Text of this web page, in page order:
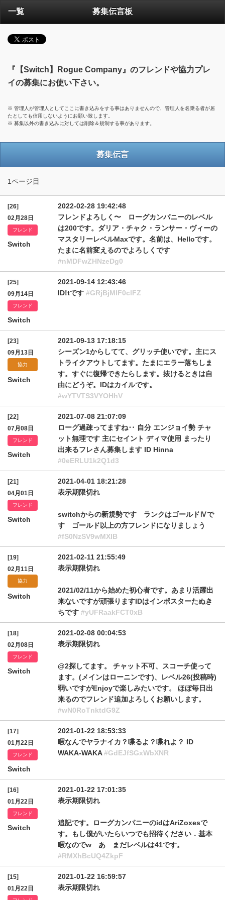
一覧 募集伝言板
『【Switch】Rogue Company』のフレンドや協力プレ
イの募集にお使い下さい。
※ 管理人が管理人としてここに書き込みをする事はありませんので、管理人を名乗る者が居
たとしても信用しないようにお願い致します。
※ 募集以外の書き込みに対しては削除＆規制する事があります。
募集伝言
1ページ目
[26]
02月28日
フレンド
Switch
2022-02-28 19:42:48
フレンドよろしく〜 ローグカンパニーのレベル
は200です。ダリア・チャク・ランサー・ヴィーの
マスタリーレベルMaxです。名前は、Helloです。
たまに名前変えるのでよろしくです
#nMDFwZHNzeDg0
[25]
09月14日
フレンド
Switch
2021-09-14 12:43:46
ID!tです #GRjBjMlF0clFZ
[23]
09月13日
協力
Switch
2021-09-13 17:18:15
シーズン1からしてて、グリッチ使いです。主にス
トライクアウトしてます。たまにエラー落ちしま
す。すぐに復帰できたらします。抜けるときは自
由にどうぞ。IDはカイルです。
#wYTVTS3VYOHhV
[22]
07月08日
フレンド
Switch
2021-07-08 21:07:09
ローグ過疎ってますね‥ 自分 エンジョイ勢 チャ
ット無理です 主にセイント ディマ使用 まったり
出来るフレさん募集します ID Hinna
#0eERLU1k2Q1d3
[21]
04月01日
フレンド
Switch
2021-04-01 18:21:28
表示期限切れ
switchからの新規勢です ランクはゴールドⅣで
す ゴールド以上の方フレンドになりましょう
#fS0NzSV9wMXlB
[19]
02月11日
協力
Switch
2021-02-11 21:55:49
表示期限切れ
2021/02/11から始めた初心者です。あまり活躍出
来ないですが頑張りますIDはインポスターたぬき
ちです #yUFRaakFCT0xB
[18]
02月08日
フレンド
Switch
2021-02-08 00:04:53
表示期限切れ
@2探してます。 チャット不可、スコーチ使って
ます。(メインはローニンです)、レベル26(投稿時)
弱いですがEnjoyで楽しみたいです。 ほぼ毎日出
来るのでフレンド追加よろしくお願いします。
#wN0RoTnktdG9Z
[17]
01月22日
フレンド
Switch
2021-01-22 18:53:33
暇なんでヤラナイカ？喋るよ？喋れよ？ ID
WAKA-WAKA#GdEJfSGxWbXNR
[16]
01月22日
フレンド
Switch
2021-01-22 17:01:35
表示期限切れ
追記です。ローグカンパニーのidはAriZoxesで
す。もし僕がいたらいつでも招待ください．基本
暇なのでw あ まだレベルは41です。
#RMXhBcUQ4ZkpF
[15]
01月22日
2021-01-22 16:59:57
表示期限切れ